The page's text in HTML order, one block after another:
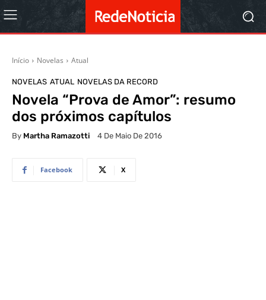
Início Novelas Atual
NOVELAS ATUAL NOVELAS DA RECORD
Novela “Prova de Amor”: resumo
dos próximos capítulos
By Martha Ramazotti 4 De Maio De 2016
Facebook X